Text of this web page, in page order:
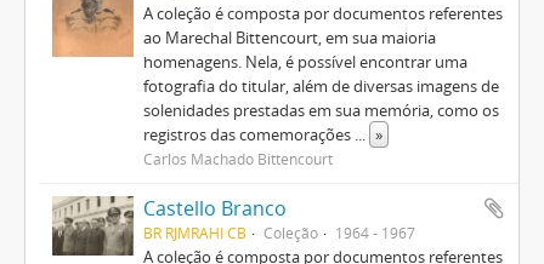
A coleção é composta por documentos referentes
ao Marechal Bittencourt, em sua maioria
homenagens. Nela, é possível encontrar uma
fotografia do titular, além de diversas imagens de
solenidades prestadas em sua memória, como os
registros das comemorações ... »
Carlos Machado Bittencourt
Castello Branco
BR RJMRAHI CB Coleção 1964 - 1967
A coleção é composta por documentos referentes